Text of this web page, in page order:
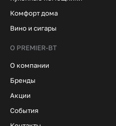
Комфорт дома
Вино и сигары
О PREMIER-BT
О компании
Бренды
Акции
События